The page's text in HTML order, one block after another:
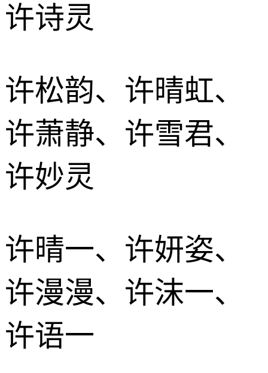
许诗灵
许松韵、许晴虹、
许萧静、许雪君、
许妙灵
许晴一、许妍姿、
许漫漫、许沫一、
许语一